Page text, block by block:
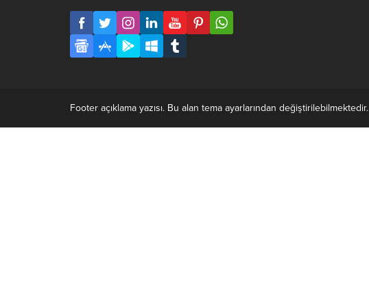
Footer açıklama yazısı. Bu alan tema ayarlarından değiştirilebilmektedir.